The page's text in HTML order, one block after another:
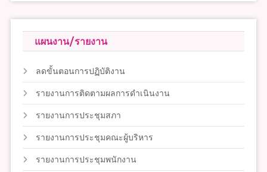
แผนงาน/รายงาน
ลดขั้นตอนการปฏิบัติงาน
รายงานการติดตามผลการดำเนินงาน
รายงานการประชุมสภา
รายงานการประชุมคณะผู้บริหาร
รายงานการประชุมพนักงาน